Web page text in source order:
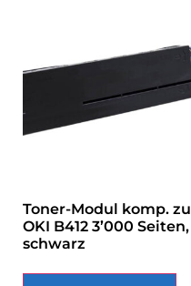
Toner-Modul komp. zu
OKI B412 3’000 Seiten,
schwarz